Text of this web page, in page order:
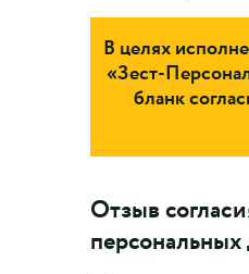
В целях
«Зест-
бланк
Отзыв